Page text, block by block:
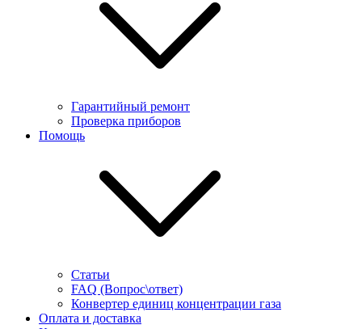
Гарантийный ремонт
Проверка приборов
Помощь
Статьи
FAQ (Вопрос\ответ)
Конвертер единиц концентрации газа
Оплата и доставка